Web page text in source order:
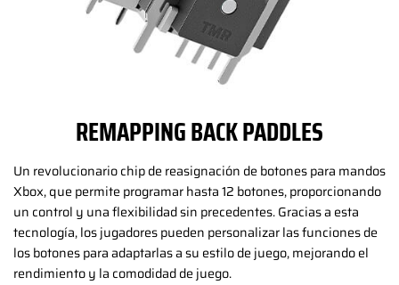
REMAPPING BACK PADDLES
Un revolucionario chip de reasignación de botones para mandos
Xbox, que permite programar hasta 12 botones, proporcionando
un control y una flexibilidad sin precedentes. Gracias a esta
tecnología, los jugadores pueden personalizar las funciones de
los botones para adaptarlas a su estilo de juego, mejorando el
rendimiento y la comodidad de juego.